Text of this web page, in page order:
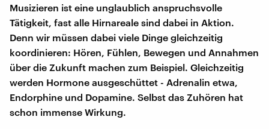
Musizieren ist eine unglaublich anspruchsvolle
Tätigkeit, fast alle Hirnareale sind dabei in Aktion.
Denn wir müssen dabei viele Dinge gleichzeitig
koordinieren: Hören, Fühlen, Bewegen und Annahmen
über die Zukunft machen zum Beispiel. Gleichzeitig
werden Hormone ausgeschüttet - Adrenalin etwa,
Endorphine und Dopamine. Selbst das Zuhören hat
schon immense Wirkung.